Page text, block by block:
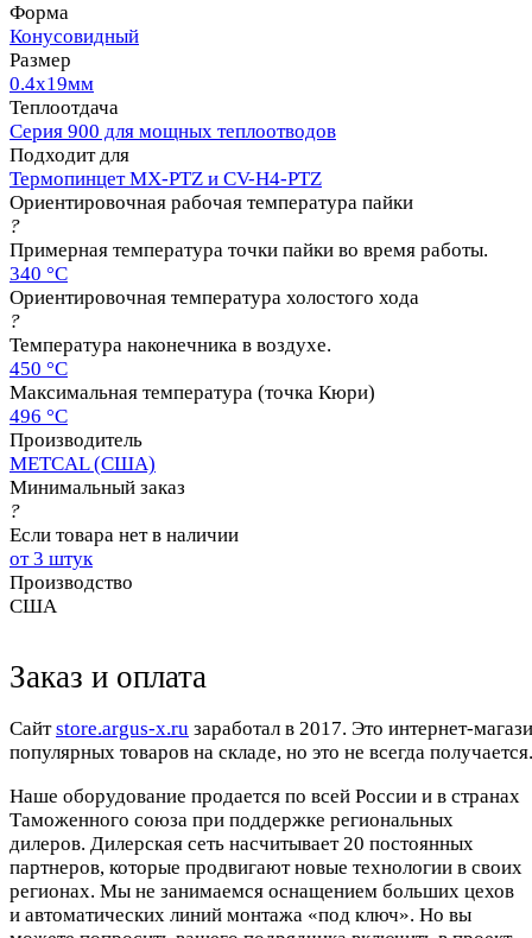
Форма
Конусовидный
Размер
0.4х19мм
Теплоотдача
Серия 900 для мощных теплоотводов
Подходит для
Термопинцет MX-PTZ и CV-H4-PTZ
Ориентировочная рабочая температура пайки
?
Примерная температура точки пайки во время работы.
340 °C
Ориентировочная температура холостого хода
?
Температура наконечника в воздухе.
450 °C
Максимальная температура (точка Кюри)
496 °C
Производитель
METCAL (США)
Минимальный заказ
?
Если товара нет в наличии
от 3 штук
Производство
США
Заказ и оплата
Cайтstore.argus-x.ru заработал в 2017. Это интернет-
популярных товаров на складе, но это не всегда
Наше оборудование продается по всей России и в странах
Таможенного союза при поддержке региональных
дилеров. Дилерская сеть насчитывает 20 постоянных
партнеров, которые продвигают новые технологии в своих
регионах. Мы не занимаемся оснащением больших цехов
и автоматических линий монтажа «под ключ». Но вы